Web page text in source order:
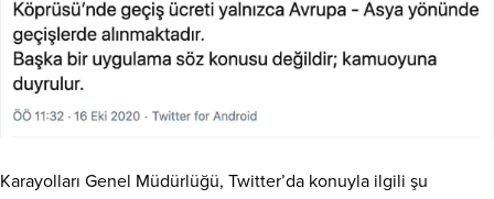
Karayolları Genel Müdürlüğü, Twitter’da konuyla ilgili şu